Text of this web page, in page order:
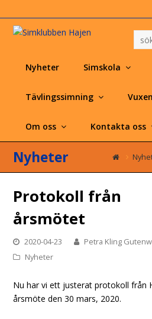
Nyheter Simskola
Tävlingssimning
Om oss Kontakta oss
Nyheter
Protokoll från
årsmötet
2020-04-23
Petra Kling
Nyheter
Nu har vi ett justerat protokoll från
årsmöte den 30 mars, 2020.